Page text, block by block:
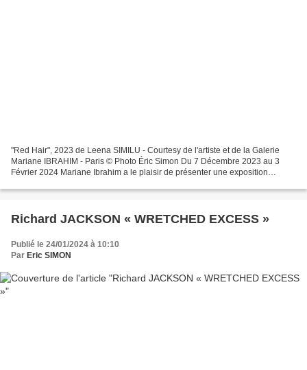
"Red Hair", 2023 de Leena SIMILU - Courtesy de l'artiste et de la Galerie
Mariane IBRAHIM - Paris © Photo Éric Simon Du 7 Décembre 2023 au 3
Février 2024 Mariane Ibrahim a le plaisir de présenter une exposition
Richard JACKSON « WRETCHED EXCESS »
Publié le 24/01/2024 à 10:10
Par Eric SIMON